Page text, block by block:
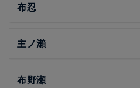
布忍
主ノ瀨
布野瀬